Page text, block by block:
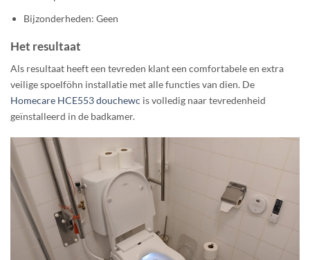
Bijzonderheden: Geen
Het resultaat
Als resultaat heeft een tevreden klant een comfortabele en extra
veilige spoelföhn installatie met alle functies van dien. De
Homecare HCE553 douchewc is volledig naar tevredenheid
geïnstalleerd in de badkamer.